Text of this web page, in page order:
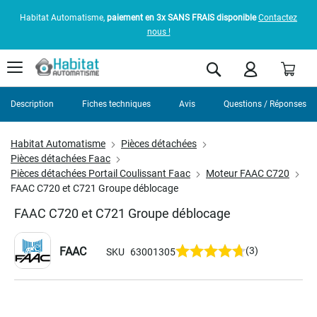
Habitat Automatisme, paiement en 3x SANS FRAIS disponible Contactez
nous !
Rechercher
Habitat Automatisme
Pièces détachées
Pièces détachées Faac
Pièces détachées Portail Coulissant Faac
Moteur FAAC C720
FAAC C720 et C721 Groupe déblocage
FAAC C720 et C721 Groupe déblocage
FAAC SKU 63001305 (3)
Description Fiches techniques Avis Questions / Réponses